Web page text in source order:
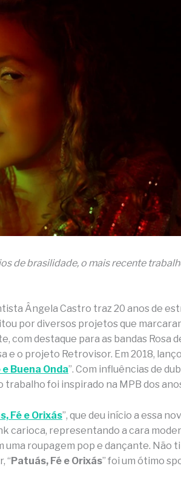
de brasilidade, o mais recente
Ângela Castro traz 20 anos de
por diversos projetos que
com destaque para as bandas Rosa
e o projeto Retrovisor. Em 2018,
Buena Onda”. Com influências de
foi inspirado na MPB dos
Fé e Orixás”, que deu início a essa
carioca, representando a cara
uma roupagem pop e dançante. Não
“Patuás, Fé e Orixás” foi um ótimo